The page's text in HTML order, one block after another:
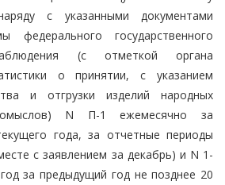
с указанными документами
федерального государственного
(с отметкой органа
о принятии, с указанием
и отгрузки изделий народных
N П-1 ежемесячно за
года, за отчетные периоды
с заявлением за декабрь) и N 1-
за предыдущий год не позднее 20